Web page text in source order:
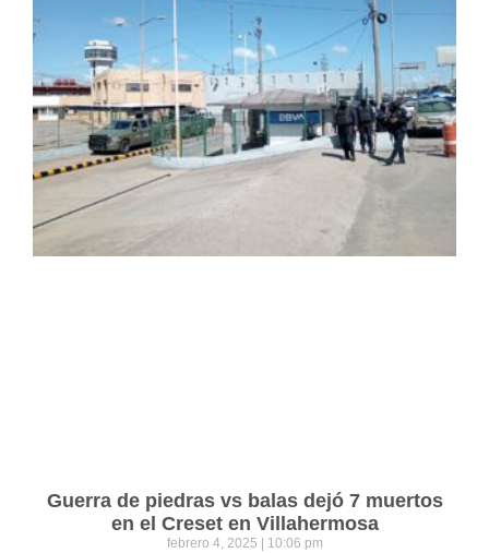
Guerra de piedras vs balas dejó 7 muertos
en el Creset en Villahermosa
febrero 4, 2025 10:06 pm